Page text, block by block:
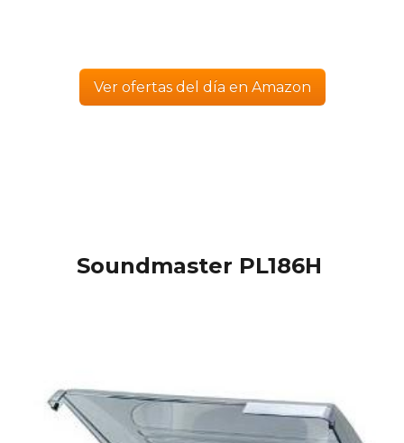
Ver ofertas del día en Amazon
Soundmaster PL186H